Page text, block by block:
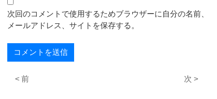
次回のコメントで使用するためブラウザーに自分の名前、
メールアドレス、サイトを保存する。
< 前 次 >